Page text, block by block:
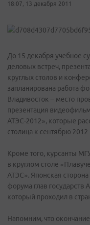
18:07, 13 декабря 2011
До 15 декабря учебное
деловых встреч,
круглых столов и
запланирована работа
Владивосток – место
презентация
АТЭС-2012», которые
столица к сентябрю 2012
Кроме того, курсанты
в круглом столе
АТЭС». Японская
форума глав государств
который проходил в
Напомним, что